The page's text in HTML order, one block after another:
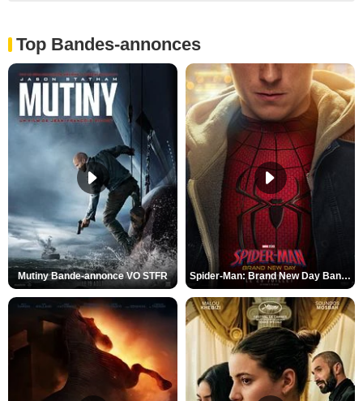
Top Bandes-annonces
Mutiny Bande-annonce VO STFR Spider-Man: Brand New Day Bande-annonce VO STFR